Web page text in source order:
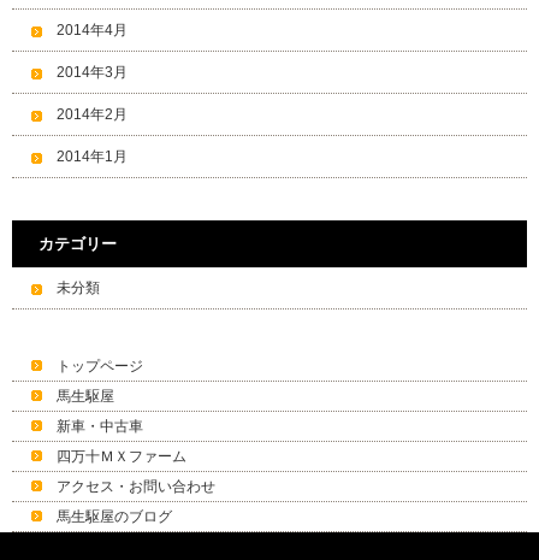
2014年4月
2014年3月
2014年2月
2014年1月
カテゴリー
未分類
トップページ
馬生駆屋
新車・中古車
四万十ＭＸファーム
アクセス・お問い合わせ
馬生駆屋のブログ